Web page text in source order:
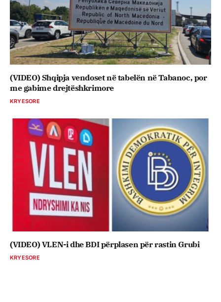
(VIDEO) Shqipja vendoset në tabelën në Tabanoc, por
me gabime drejtëshkrimore
KRYESORE
(VIDEO) VLEN-i dhe BDI përplasen për rastin Grubi
KRYESORE